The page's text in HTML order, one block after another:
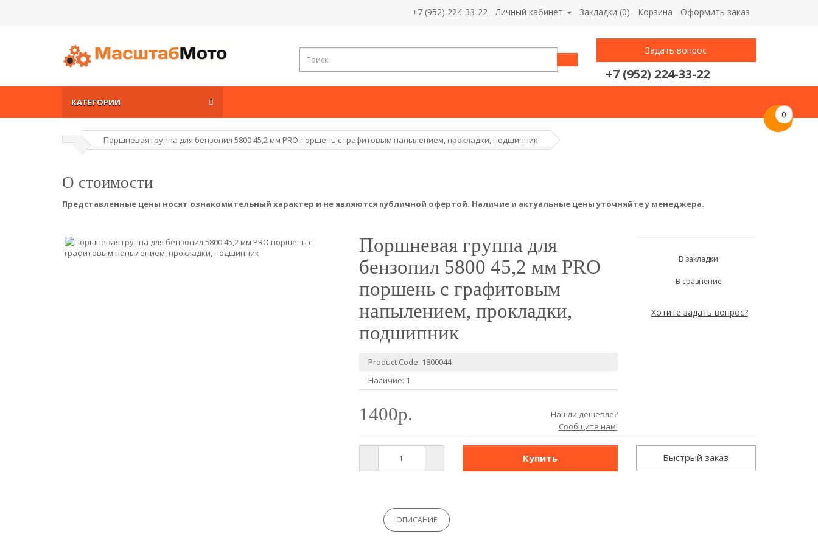
0
+7 (952) 224-33-22 Личный кабинет Закладки (0) Корзина Оформить заказ
Задать вопрос
+7 (952) 224-33-22
КАТЕГОРИИ
Поршневая группа для бензопил 5800 45,2 мм PRO поршень с графитовым напылением, прокладки, подшипник
О стоимости
Представленные цены носят ознакомительный характер и не являются публичной офертой. Наличие и актуальные цены уточняйте у менеджера.
Поршневая группа для
бензопил 5800 45,2 мм PRO
поршень с графитовым
напылением, прокладки,
подшипник
Product Code: 1800044
Наличие: 1
1400р.
Нашли дешевле?
Сообщите нам!
В закладки
В сравнение
Хотите задать вопрос?
Купить Быстрый заказ
ОПИСАНИЕ